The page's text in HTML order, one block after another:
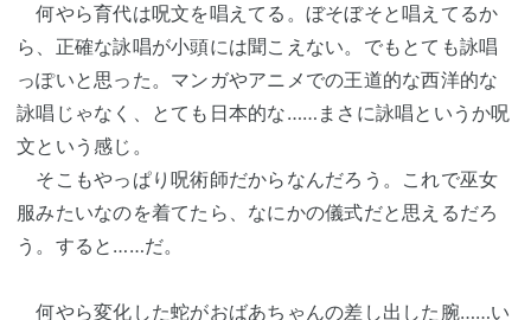
何やら育代は呪文を唱えてる。ぼそぼそと唱えてるか
ら、正確な詠唱が小頭には聞こえない。でもとても詠唱
っぽいと思った。マンガやアニメでの王道的な西洋的な
詠唱じゃなく、とても日本的な……まさに詠唱というか呪
文という感じ。
そこもやっぱり呪術師だからなんだろう。これで巫女
服みたいなのを着てたら、なにかの儀式だと思えるだろ
う。すると……だ。
何やら変化した蛇がおばあちゃんの差し出した腕……い